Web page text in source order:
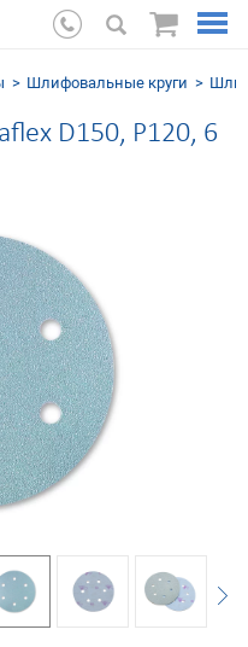
Шлифовальные круги
D150, Р120, 6